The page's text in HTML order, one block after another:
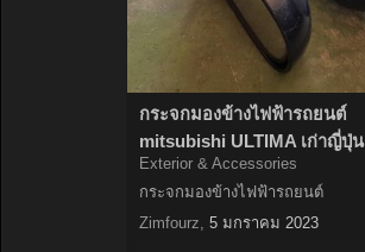
กระจกมองข้างไฟฟ้ารถยนต์
mitsubishi ULTIMA เก่าญี่ปุ่น
Exterior & Accessories
กระจกมองข้างไฟฟ้ารถยนต์
Zimfourz, 5 มกราคม 2023